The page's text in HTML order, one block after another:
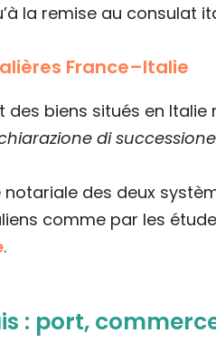
la remise au consulat
France–Italie
des biens situés en
di successione
des deux
comme par les
.
: port,